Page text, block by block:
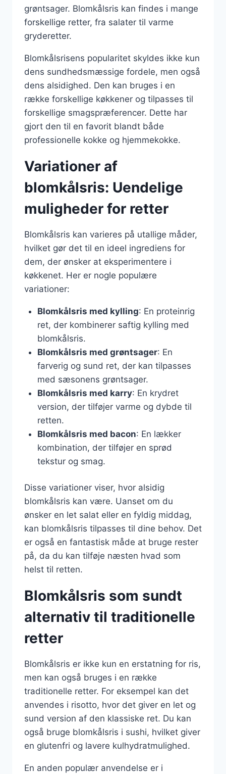
grøntsager. Blomkålsris kan findes i mange
forskellige retter, fra salater til varme
gryderetter.
Blomkålsrisens popularitet skyldes ikke kun
dens sundhedsmæssige fordele, men også
dens alsidighed. Den kan bruges i en
række forskellige køkkener og tilpasses til
forskellige smagspræferencer. Dette har
gjort den til en favorit blandt både
professionelle kokke og hjemmekokke.
Variationer af
blomkålsris: Uendelige
muligheder for retter
Blomkålsris kan varieres på utallige måder,
hvilket gør det til en ideel ingrediens for
dem, der ønsker at eksperimentere i
køkkenet. Her er nogle populære
variationer:
Blomkålsris med kylling: En proteinrig
ret, der kombinerer saftig kylling med
blomkålsris.
Blomkålsris med grøntsager: En
farverig og sund ret, der kan tilpasses
med sæsonens grøntsager.
Blomkålsris med karry: En krydret
version, der tilføjer varme og dybde til
retten.
Blomkålsris med bacon: En lækker
kombination, der tilføjer en sprød
tekstur og smag.
Disse variationer viser, hvor alsidig
blomkålsris kan være. Uanset om du
ønsker en let salat eller en fyldig middag,
kan blomkålsris tilpasses til dine behov. Det
er også en fantastisk måde at bruge rester
på, da du kan tilføje næsten hvad som
helst til retten.
Blomkålsris som sundt
alternativ til traditionelle
retter
Blomkålsris er ikke kun en erstatning for ris,
men kan også bruges i en række
traditionelle retter. For eksempel kan det
anvendes i risotto, hvor det giver en let og
sund version af den klassiske ret. Du kan
også bruge blomkålsris i sushi, hvilket giver
en glutenfri og lavere kulhydratmulighed.
En anden populær anvendelse er i